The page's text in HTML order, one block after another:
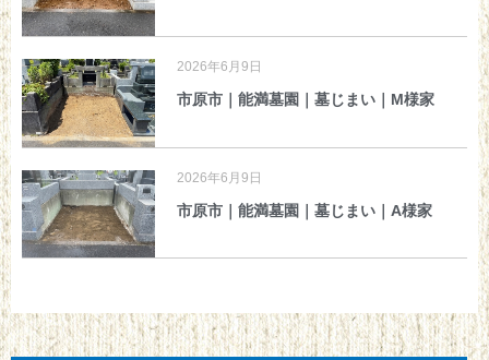
市原市｜能満墓園｜墓じまい｜M様家
2026年6月9日
市原市｜能満墓園｜墓じまい｜A様家
2026年6月9日